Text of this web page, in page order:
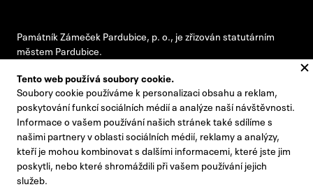
Památník Zámeček Pardubice, p. o., je zřizován statutárním
městem Pardubice.
#pamatnikzamecek
zamecek@zamecek-memorial.cz
+420 732 895 221
Kontakty
Tento web používá soubory cookie.
Soubory cookie používáme k personalizaci obsahu a reklam,
poskytování funkcí sociálních médií a analýze naší návštěvnosti.
Informace o vašem používání našich stránek také sdílíme s
našimi partnery v oblasti sociálních médií, reklamy a analýzy,
kteří je mohou kombinovat s dalšími informacemi, které jste jim
poskytli, nebo které shromáždili při vašem používání jejich
služeb.